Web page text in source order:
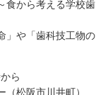
食から考える学校歯
」や「歯科技工物の
ら
松阪市川井町）